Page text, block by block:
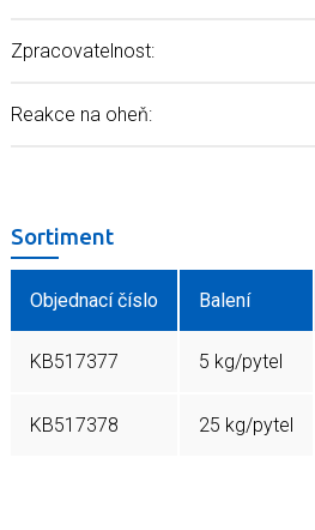
Zpracovatelnost:
Reakce na oheň:
Sortiment
Objednací číslo Balení
KB517377 5 kg/pytel
KB517378 25 kg/pytel